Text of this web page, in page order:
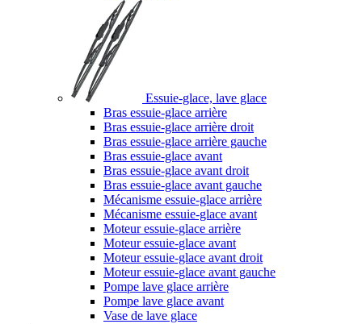
Essuie-glace, lave glace
Bras essuie-glace arrière
Bras essuie-glace arrière droit
Bras essuie-glace arrière gauche
Bras essuie-glace avant
Bras essuie-glace avant droit
Bras essuie-glace avant gauche
Mécanisme essuie-glace arrière
Mécanisme essuie-glace avant
Moteur essuie-glace arrière
Moteur essuie-glace avant
Moteur essuie-glace avant droit
Moteur essuie-glace avant gauche
Pompe lave glace arrière
Pompe lave glace avant
Vase de lave glace